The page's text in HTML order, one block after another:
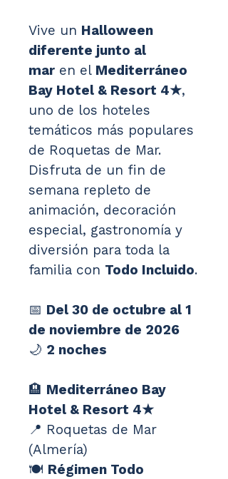
Vive un Halloween
diferente junto al
mar en el Mediterráneo
Bay Hotel & Resort 4★,
uno de los hoteles
temáticos más populares
de Roquetas de Mar.
Disfruta de un fin de
semana repleto de
animación, decoración
especial, gastronomía y
diversión para toda la
familia con Todo Incluido.
📅 Del 30 de octubre al 1
de noviembre de 2026
🌙 2 noches
🏨 Mediterráneo Bay
Hotel & Resort 4★
📍 Roquetas de Mar
(Almería)
🍽️ Régimen Todo